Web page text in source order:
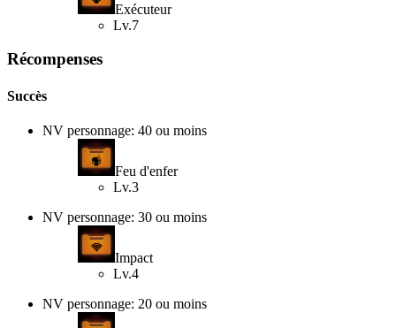
Exécuteur
Lv.7
Récompenses
Succès
NV personnage: 40 ou moins
Feu d'enfer
Lv.3
NV personnage: 30 ou moins
Impact
Lv.4
NV personnage: 20 ou moins